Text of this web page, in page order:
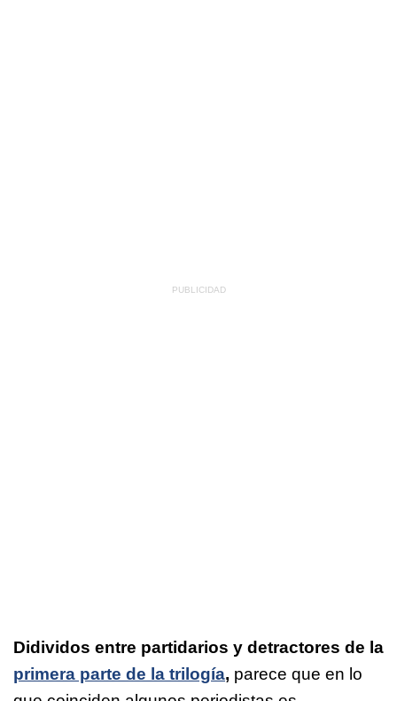
Didividos entre partidarios y detractores de la
primera parte de la trilogía, parece que en lo